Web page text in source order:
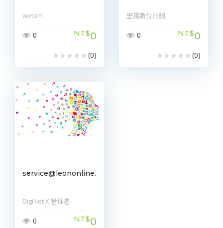
wetom
0 NT$0
(0)
里揚數位行銷
0 NT$0
(0)
service@leononline.com.tw
DigiNet X 管理者
0 NT$0